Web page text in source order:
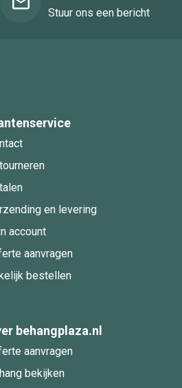
Stuur ons een bericht
en levering
account
aanvragen
bestellen
behangplaza.nl
aanvragen
bekijken